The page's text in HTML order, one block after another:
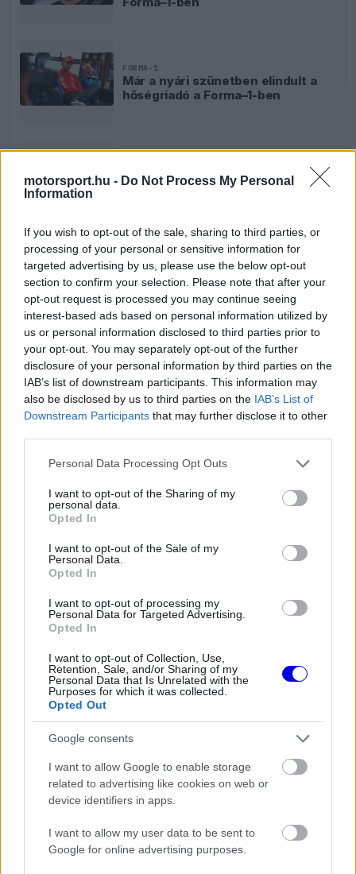
motorsport.hu - Do Not Process My Personal
Information
If you wish to opt-out of the sale, sharing to third parties, or
processing of your personal or sensitive information for
targeted advertising by us, please use the below opt-out
section to confirm your selection. Please note that after your
opt-out request is processed you may continue seeing
interest-based ads based on personal information utilized by
us or personal information disclosed to third parties prior to
your opt-out. You may separately opt-out of the further
disclosure of your personal information by third parties on the
IAB’s list of downstream participants. This information may
also be disclosed by us to third parties on the IAB’s List of
Downstream Participants that may further disclose it to other
Please note that this website/app uses one or more Google
not limited to your visit or usage behaviour. You may click to
grant or deny consent to Google and its third-party tags to
use your data for below specified purposes in below Google
consent section.
Personal Data Processing Opt Outs
I want to opt-out of the Sharing of my
personal data.
Opted In
I want to opt-out of the Sale of my
Personal Data.
Opted In
I want to opt-out of processing my
Personal Data for Targeted Advertising.
Opted In
I want to opt-out of Collection, Use,
Retention, Sale, and/or Sharing of my
Personal Data that Is Unrelated with the
Purposes for which it was collected.
Opted Out
Google consents
I want to allow Google to enable storage
related to advertising like cookies on web or
device identifiers in apps.
I want to allow my user data to be sent to
Google for online advertising purposes.
FORMA-1
Már a nyári szünetben elindult a
hőségriadó a Forma–1-ben
Döbbenetes adatgyűjtéssel
döntött a Ferrari Sainz és Ricciardo
A két narancssárga autó közötti csata azonban
nem volt teljesen feszültségmentes. Az edzés
vége felé, frissen a boxból kihajtva, Norris
hatalmasat blokkolt az első kanyarban, miközben
Piastri éppen ott száguldott keresztül, és csak a
szerencsén múlt, hogy elkerülték az ütközést, ami
könnyen véget vethetett volna aMcLaren
tökéletes napjának.